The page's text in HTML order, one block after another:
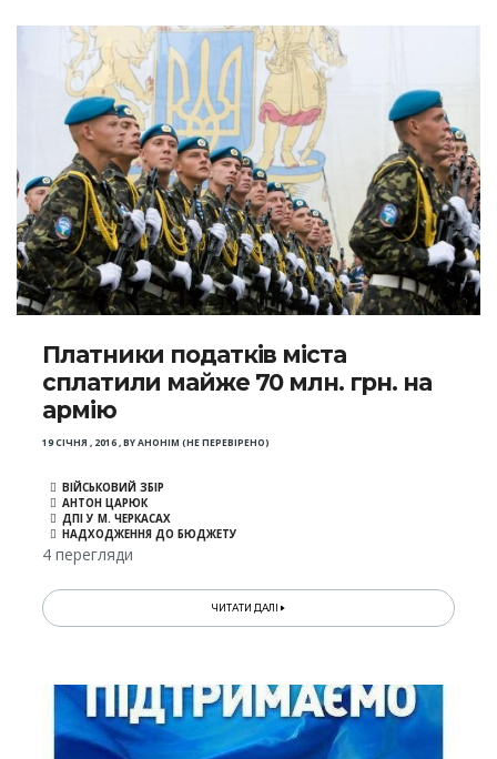
Платники податків міста
сплатили майже 70 млн. грн. на
армію
19 СІЧНЯ , 2016,BYАНОНІМ (НЕ ПЕРЕВІРЕНО)
ВІЙСЬКОВИЙ ЗБІР
АНТОН ЦАРЮК
ДПІ У М. ЧЕРКАСАХ
НАДХОДЖЕННЯ ДО БЮДЖЕТУ
4 перегляди
ЧИТАТИ ДАЛІ